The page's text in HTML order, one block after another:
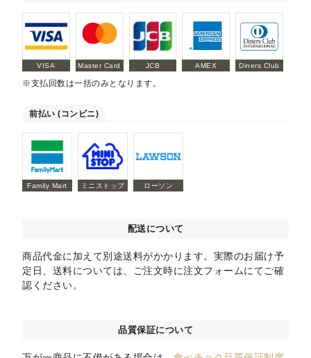
VISA Master Card JCB AMEX Diners Club
※支払回数は一括のみとなります。
前払い (コンビニ)
Family Mart ミニストップ ローソン
配送について
商品代金に加えて別途送料がかかります。実際のお届け予
定日、送料については、ご注文時に注文フォームにてご確
認ください。
品質保証について